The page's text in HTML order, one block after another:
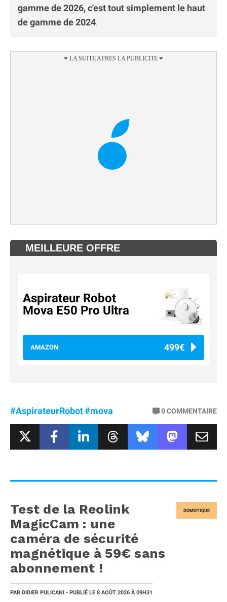
gamme de 2026, c'est tout simplement le haut
de gamme de 2024.
MEILLEURE OFFRE
Aspirateur Robot
Mova E50 Pro Ultra
AMAZON 499€
#AspirateurRobot#mova 0COMMENTAIRE
DOMOTIQUE
Test de la Reolink
MagicCam : une
caméra de sécurité
magnétique à 59€ sans
abonnement !
PAR DIDIER PULICANI - PUBLIÉ LE 8 AOÛT 2026 À 09H31